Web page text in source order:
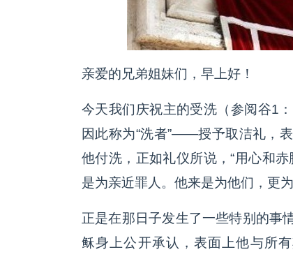
亲爱的兄弟姐妹们，早上好！
今天我们庆祝主的受洗（参阅谷1
因此称为“洗者”——授予取洁礼，
他付洗，正如礼仪所说，“用心和
是为亲近罪人。他来是为他们，更
正是在那日子发生了一些特别的事
稣身上公开承认，表面上他与所